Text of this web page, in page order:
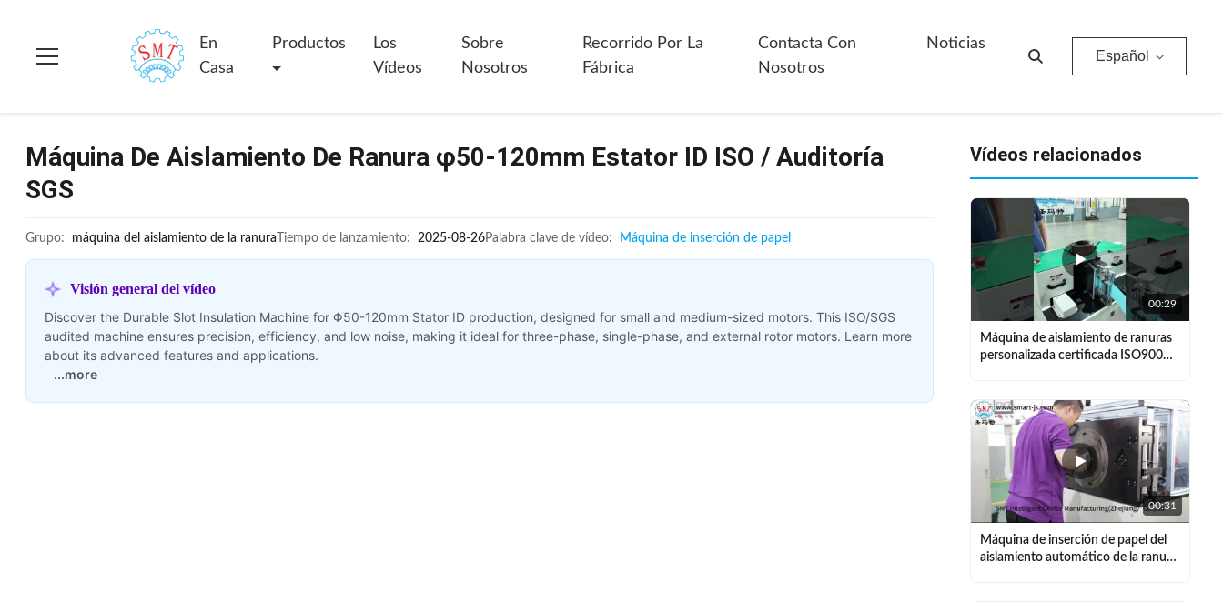
En
Casa
Productos
Los
Vídeos
Sobre
Nosotros
Recorrido Por La
Fábrica
Contacta Con
Nosotros
Noticias
Español
Máquina De Aislamiento De Ranura φ50-120mm Estator ID ISO / Auditoría
SGS
Grupo: máquina del aislamiento de la ranura Tiempo de lanzamiento: 2025-08-26Palabra clave de vídeo: Máquina de inserción de papel
Visión general del vídeo
Discover the Durable Slot Insulation Machine for Φ50-120mm Stator ID production, designed for small and medium-sized motors. This ISO/SGS
audited machine ensures precision, efficiency, and low noise, making it ideal for three-phase, single-phase, and external rotor motors. Learn more
about its advanced features and applications.
...more
Vídeos relacionados
00:29
Máquina de aislamiento de ranuras
personalizada certificada ISO9001
00:31
Máquina de inserción de papel del
aislamiento automático de la ranura